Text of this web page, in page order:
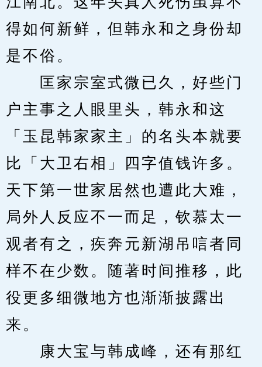
得如何新鲜，但韩永和之身份却
是不俗。
匡家宗室式微已久，好些门
户主事之人眼里头，韩永和这
「玉昆韩家家主」的名头本就要
比「大卫右相」四字值钱许多。
天下第一世家居然也遭此大难，
局外人反应不一而足，钦慕太一
观者有之，疾奔元新湖吊唁者同
样不在少数。随著时间推移，此
役更多细微地方也渐渐披露出
来。
康大宝与韩成峰，还有那红